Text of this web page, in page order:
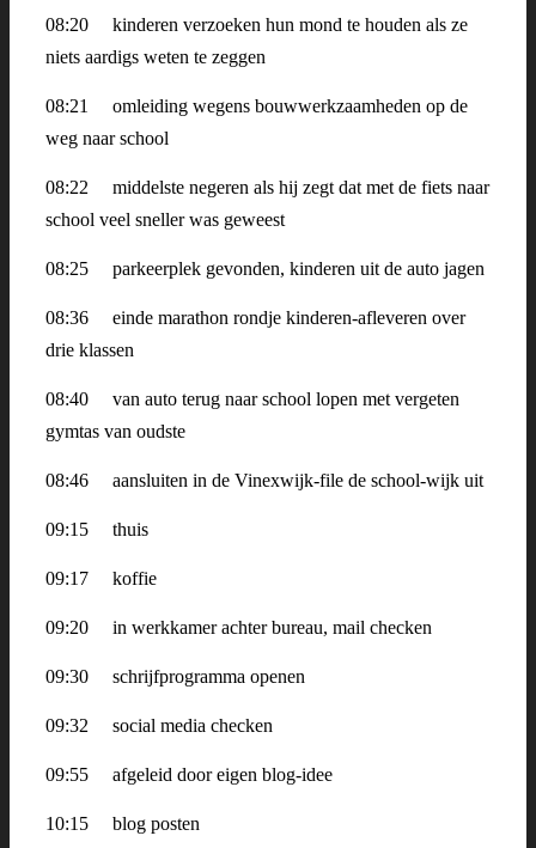
08:20
kinderen verzoeken hun mond te houden als ze
niets aardigs weten te zeggen
08:21
omleiding wegens bouwwerkzaamheden op de
weg naar school
08:22
middelste negeren als hij zegt dat met de fiets naar
school veel sneller was geweest
08:25 parkeerplek gevonden, kinderen uit de auto jagen
08:36
einde marathon rondje kinderen-afleveren over
drie klassen
08:40
van auto terug naar school lopen met vergeten
gymtas van oudste
08:46 aansluiten in de Vinexwijk-file de school-wijk uit
09:15 thuis
09:17 koffie
09:20 in werkkamer achter bureau, mail checken
09:30 schrijfprogramma openen
09:32 social media checken
09:55 afgeleid door eigen blog-idee
10:15 blog posten